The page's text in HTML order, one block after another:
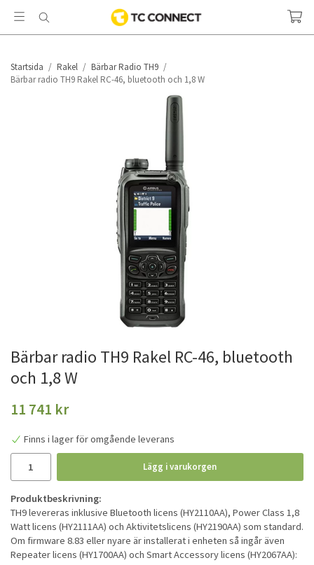
Startsida / Rakel / Bärbar Radio TH9 /
Bärbar radio TH9 Rakel RC-46, bluetooth och 1,8 W
Bärbar radio TH9 Rakel RC-46, bluetooth
och 1,8 W
11 741 kr
Finns i lager för omgående leverans
Lägg i varukorgen
Produktbeskrivning:
TH9 levereras inklusive Bluetooth licens (HY2110AA), Power Class 1,8
Watt licens (HY2111AA) och Aktivitetslicens (HY2190AA) som standard.
Om firmware 8.83 eller nyare är installerat i enheten så ingår även
Repeater licens (HY1700AA) och Smart Accessory licens (HY2067AA):